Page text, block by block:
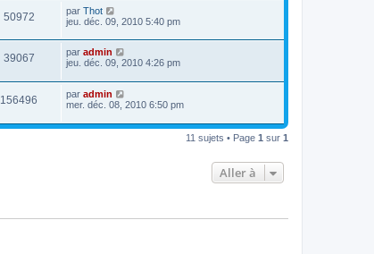
50972 par Thot
jeu. déc. 09, 2010 5:40 pm
39067 par admin
jeu. déc. 09, 2010 4:26 pm
156496 par admin
mer. déc. 08, 2010 6:50 pm
11 sujets • Page 1 sur 1
Aller à